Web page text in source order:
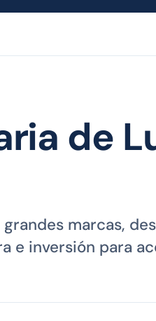
de
marcas,
e inversión para